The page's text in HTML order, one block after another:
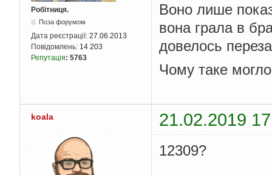
Робітниця.
Поза форумом
Дата реєстрації: 27.06.2013
Повідомлень: 14 203
Репутація: 5763
Воно лише
вона грала в
довелось
Чому таке
koala 21.02.2019
12309?